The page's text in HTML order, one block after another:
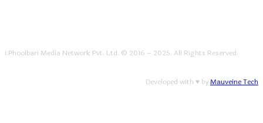
i.Phoolbari Media Network Pvt. Ltd. © 2016 – 2025. All Rights Reserved.
Developed with ♥ byMauveine Tech